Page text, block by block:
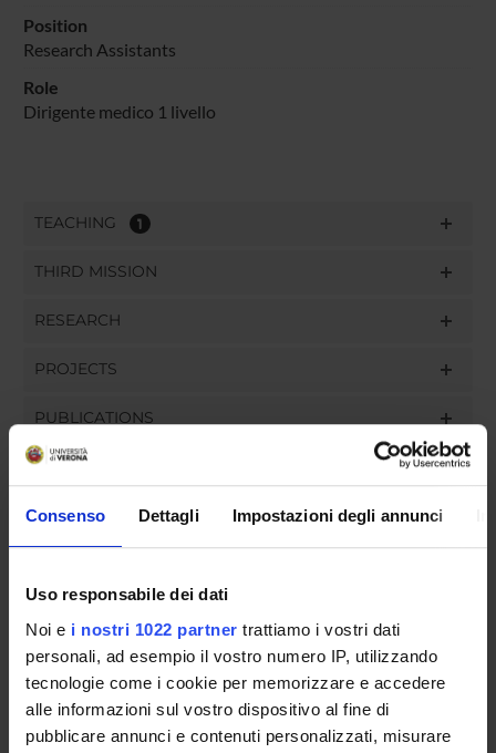
Consenso Dettagli Impostazioni degli annunci
Uso responsabile dei dati
Noi e i nostri 1022 partner trattiamo i vostri dati
personali, ad esempio il vostro numero IP, utilizzando
tecnologie come i cookie per memorizzare e accedere
alle informazioni sul vostro dispositivo al fine di
pubblicare annunci e contenuti personalizzati, misurare
Position
Research Assistants
Role
Dirigente medico 1 livello
TEACHING 1
THIRD MISSION
RESEARCH
PROJECTS
PUBLICATIONS
ASSIGNMENTS
ORGANISATION
GOVERNANCE
COMMITTEES
DEPARTMENT ADMINISTRATION OFFICES